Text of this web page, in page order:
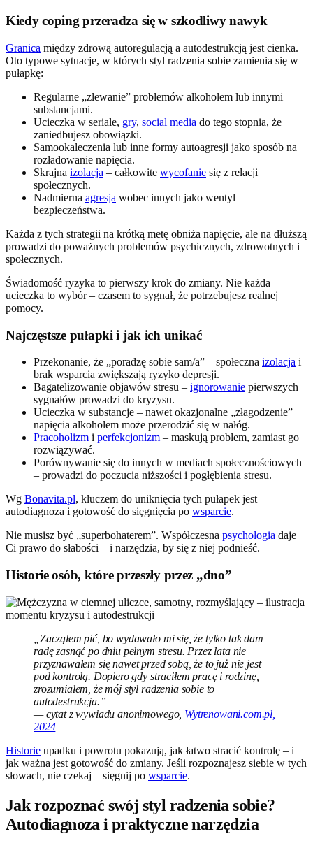
Kiedy coping przeradza się w szkodliwy nawyk
Granica między zdrową autoregulacją a autodestrukcją jest cienka.
Oto typowe sytuacje, w których styl radzenia sobie zamienia się w
pułapkę:
Regularne „zlewanie” problemów alkoholem lub innymi
substancjami.
Ucieczka w seriale, gry, social media do tego stopnia, że
zaniedbujesz obowiązki.
Samookaleczenia lub inne formy autoagresji jako sposób na
rozładowanie napięcia.
Skrajna izolacja – całkowite wycofanie się z relacji
społecznych.
Nadmierna agresja wobec innych jako wentyl
bezpieczeństwa.
Każda z tych strategii na krótką metę obniża napięcie, ale na dłuższą
prowadzi do poważnych problemów psychicznych, zdrowotnych i
społecznych.
Świadomość ryzyka to pierwszy krok do zmiany. Nie każda
ucieczka to wybór – czasem to sygnał, że potrzebujesz realnej
pomocy.
Najczęstsze pułapki i jak ich unikać
Przekonanie, że „poradzę sobie sam/a” – społeczna izolacja i
brak wsparcia zwiększają ryzyko depresji.
Bagatelizowanie objawów stresu – ignorowanie pierwszych
sygnałów prowadzi do kryzysu.
Ucieczka w substancje – nawet okazjonalne „złagodzenie”
napięcia alkoholem może przerodzić się w nałóg.
Pracoholizm i perfekcjonizm – maskują problem, zamiast go
rozwiązywać.
Porównywanie się do innych w mediach społecznościowych
– prowadzi do poczucia niższości i pogłębienia stresu.
Wg Bonavita.pl, kluczem do uniknięcia tych pułapek jest
autodiagnoza i gotowość do sięgnięcia po wsparcie.
Nie musisz być „superbohaterem”. Współczesna psychologia daje
Ci prawo do słabości – i narzędzia, by się z niej podnieść.
Historie osób, które przeszły przez „dno”
„Zacząłem pić, bo wydawało mi się, że tylko tak dam
radę zasnąć po dniu pełnym stresu. Przez lata nie
przyznawałem się nawet przed sobą, że to już nie jest
pod kontrolą. Dopiero gdy straciłem pracę i rodzinę,
zrozumiałem, że mój styl radzenia sobie to
autodestrukcja.”
— cytat z wywiadu anonimowego, Wytrenowani.com.pl,
2024
Historie upadku i powrotu pokazują, jak łatwo stracić kontrolę – i
jak ważna jest gotowość do zmiany. Jeśli rozpoznajesz siebie w tych
słowach, nie czekaj – sięgnij po wsparcie.
Jak rozpoznać swój styl radzenia sobie?
Autodiagnoza i praktyczne narzędzia